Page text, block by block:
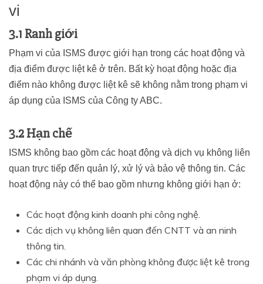
vi
3.1 Ranh giới
Phạm vi của ISMS được giới hạn trong các hoạt động và
địa điểm được liệt kê ở trên. Bất kỳ hoạt động hoặc địa
điểm nào không được liệt kê sẽ không nằm trong phạm vi
áp dụng của ISMS của Công ty ABC.
3.2 Hạn chế
ISMS không bao gồm các hoạt động và dịch vụ không liên
quan trực tiếp đến quản lý, xử lý và bảo vệ thông tin. Các
hoạt động này có thể bao gồm nhưng không giới hạn ở:
Các hoạt động kinh doanh phi công nghệ.
Các dịch vụ không liên quan đến CNTT và an ninh
thông tin.
Các chi nhánh và văn phòng không được liệt kê trong
phạm vi áp dụng.